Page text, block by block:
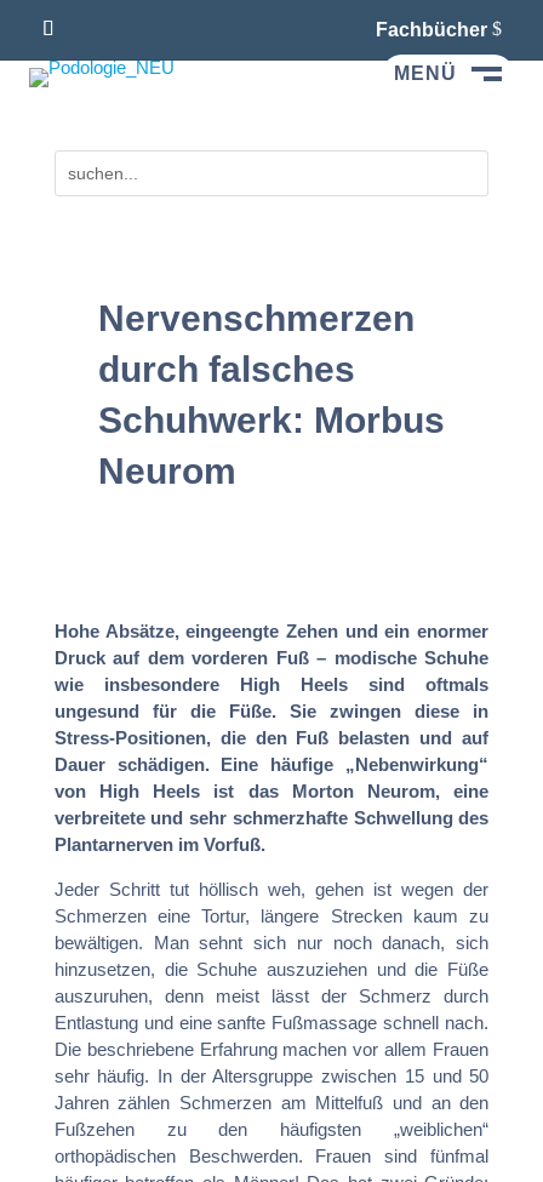
Fachbücher
MENÜ
Nervenschmerzen
durch falsches
Schuhwerk: Morbus
Neurom
Hohe Absätze, eingeengte Zehen und ein enormer
Druck auf dem vorderen Fuß – modische Schuhe
wie insbesondere High Heels sind oftmals
ungesund für die Füße. Sie zwingen diese in
Stress-Positionen, die den Fuß belasten und auf
Dauer schädigen. Eine häufige „Nebenwirkung“
von High Heels ist das Morton Neurom, eine
verbreitete und sehr schmerzhafte Schwellung des
Plantarnerven im Vorfuß.
Jeder Schritt tut höllisch weh, gehen ist wegen der
Schmerzen eine Tortur, längere Strecken kaum zu
bewältigen. Man sehnt sich nur noch danach, sich
hinzusetzen, die Schuhe auszuziehen und die Füße
auszuruhen, denn meist lässt der Schmerz durch
Entlastung und eine sanfte Fußmassage schnell nach.
Die beschriebene Erfahrung machen vor allem Frauen
sehr häufig. In der Altersgruppe zwischen 15 und 50
Jahren zählen Schmerzen am Mittelfuß und an den
Fußzehen zu den häufigsten „weiblichen“
orthopädischen Beschwerden. Frauen sind fünfmal